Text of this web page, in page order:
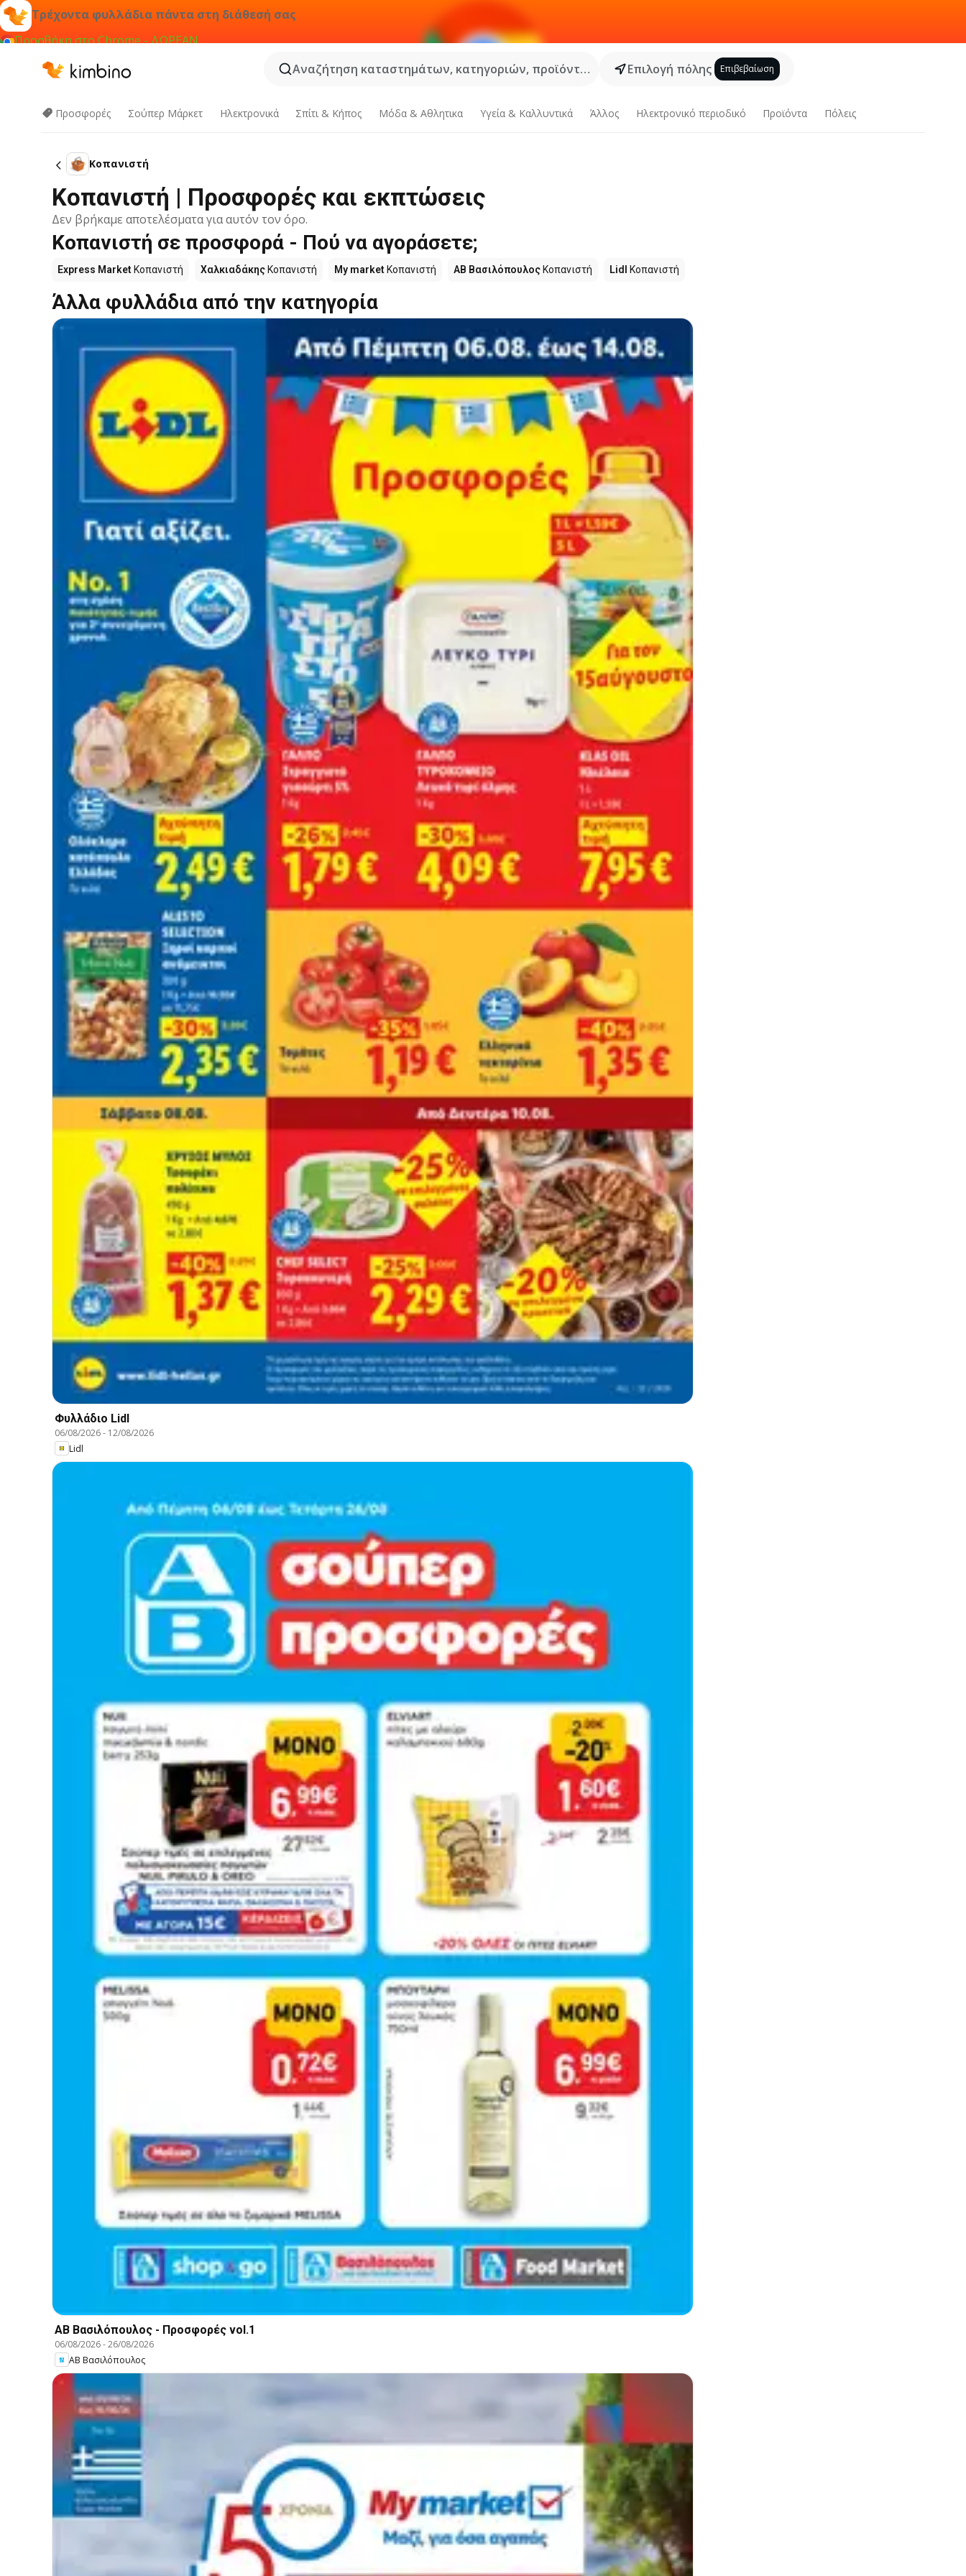
Τρέχοντα φυλλάδια πάντα στη διάθεσή σας
Προσθήκη στο Chrome - ΔΩΡΕΑΝ
Αναζήτηση καταστημάτων, κατηγοριών, προϊόντων...
Επιλογή πόλης Επιβεβαίωση
Προσφορές Σούπερ Μάρκετ Hλεκτρονικά Σπίτι & Κήπος Μόδα & Aθλητικα Υγεία & Καλλυντικά Άλλος Ηλεκτρονικό περιοδικό Προϊόντα Πόλεις
Κοπανιστή
Κοπανιστή | Προσφορές και εκπτώσεις
Δεν βρήκαμε αποτελέσματα για αυτόν τον όρο.
Κοπανιστή σε προσφορά - Πού να αγοράσετε;
Express Market Κοπανιστή Χαλκιαδάκης Κοπανιστή My market Κοπανιστή ΑΒ Βασιλόπουλος Κοπανιστή Lidl Κοπανιστή
Άλλα φυλλάδια από την κατηγορία
Φυλλάδιο Lidl
06/08/2026- 12/08/2026
Lidl
ΑΒ Βασιλόπουλος - Προσφορές vol.1
06/08/2026-26/08/2026
ΑΒ Βασιλόπουλος